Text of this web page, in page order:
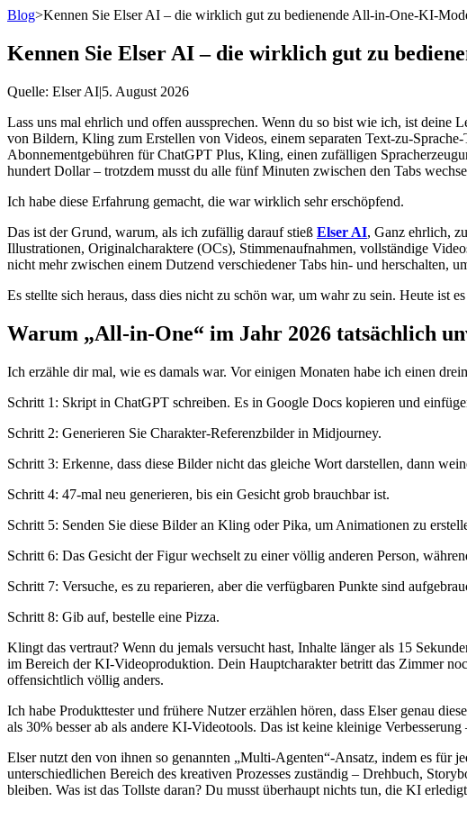
Blog>Kennen Sie Elser AI – die wirklich gut zu bedienende All-in-One-KI-
Kennen Sie Elser AI – die wirklich gut zu
Quelle: Elser AI|5. August 2026
Lass uns mal ehrlich und offen aussprechen. Wenn du so bist wie ich, ist
von Bildern, Kling zum Erstellen von Videos, einem separaten Text-zu-
Abonnementgebühren für ChatGPT Plus, Kling, einen zufälligen
hundert Dollar – trotzdem musst du alle fünf Minuten zwischen den Tabs
Ich habe diese Erfahrung gemacht, die war wirklich sehr erschöpfend.
Das ist der Grund, warum, als ich zufällig darauf stieß Elser AI, Ganz ehrlich,
Illustrationen, Originalcharaktere (OCs), Stimmenaufnahmen, vollständige
nicht mehr zwischen einem Dutzend verschiedener Tabs hin- und herschalten,
Es stellte sich heraus, dass dies nicht zu schön war, um wahr zu sein. Heute ist
Warum „All-in-One“ im Jahr 2026 tatsächlich
Ich erzähle dir mal, wie es damals war. Vor einigen Monaten habe ich einen
Schritt 1: Skript in ChatGPT schreiben. Es in Google Docs kopieren und
Schritt 2: Generieren Sie Charakter-Referenzbilder in Midjourney.
Schritt 3: Erkenne, dass diese Bilder nicht das gleiche Wort darstellen, dann
Schritt 4: 47-mal neu generieren, bis ein Gesicht grob brauchbar ist.
Schritt 5: Senden Sie diese Bilder an Kling oder Pika, um Animationen zu
Schritt 6: Das Gesicht der Figur wechselt zu einer völlig anderen Person,
Schritt 7: Versuche, es zu reparieren, aber die verfügbaren Punkte sind
Schritt 8: Gib auf, bestelle eine Pizza.
Klingt das vertraut? Wenn du jemals versucht hast, Inhalte länger als 15
im Bereich der KI-Videoproduktion. Dein Hauptcharakter betritt das Zimmer
offensichtlich völlig anders.
Ich habe Produkttester und frühere Nutzer erzählen hören, dass Elser genau
als 30% besser ab als andere KI-Videotools. Das ist keine kleinige
Elser nutzt den von ihnen so genannten „Multi-Agenten“-Ansatz, indem es für
unterschiedlichen Bereich des kreativen Prozesses zuständig – Drehbuch,
bleiben. Was ist das Tollste daran? Du musst überhaupt nichts tun, die KI